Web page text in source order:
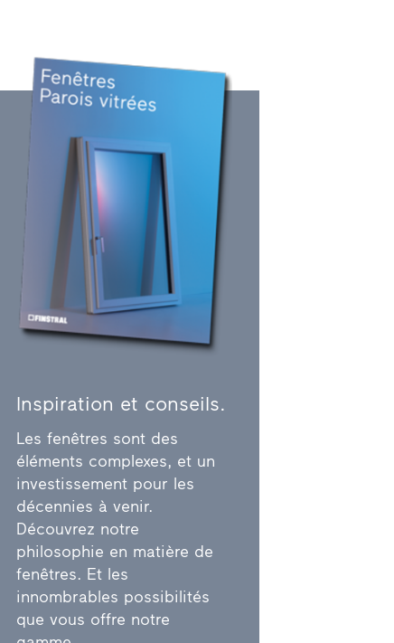
Inspiration et conseils.
Les fenêtres sont des
éléments complexes, et un
investissement pour les
décennies à venir.
Découvrez notre
philosophie en matière de
fenêtres. Et les
innombrables possibilités
que vous offre notre